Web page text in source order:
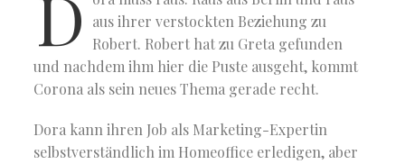
aus ihrer verstockten Beziehung zu
Robert. Robert hat zu Greta gefunden
und nachdem ihm hier die Puste ausgeht, kommt
Corona als sein neues Thema gerade recht.
Dora kann ihren Job als Marketing-Expertin
selbstverständlich im Homeoffice erledigen, aber